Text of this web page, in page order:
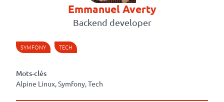
Emmanuel Averty
Backend developer
SYMFONY TECH
Mots-clés
Alpine Linux, Symfony, Tech